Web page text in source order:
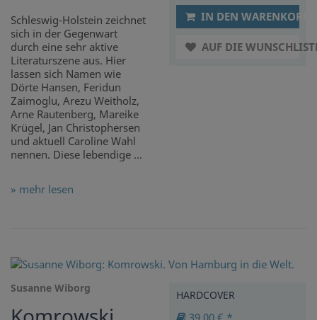
Schleswig-Holstein zeichnet
sich in der Gegenwart
durch eine sehr aktive
Literaturszene aus. Hier
lassen sich Namen wie
Dörte Hansen, Feridun
Zaimoglu, Arezu Weitholz,
Arne Rautenberg, Mareike
Krügel, Jan Christophersen
und aktuell Caroline Wahl
nennen. Diese lebendige ...
» mehr lesen
IN DEN WARENKORB
AUF DIE
Susanne Wiborg
HARDCOVER